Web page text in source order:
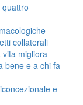
collaterali
migliora
bene e a chi fa
e